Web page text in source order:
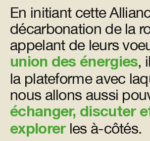
En initiant cette
décarbonation de la
appelant de leurs
union des énergies,
la plateforme avec
nous allons aussi
échanger, discuter
explorerles à-côtés.